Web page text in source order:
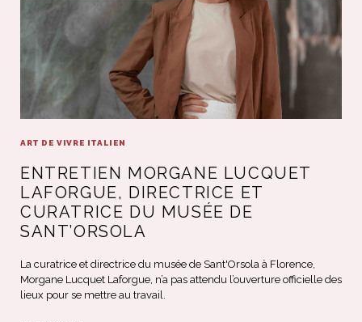
ART DE VIVRE ITALIEN
ENTRETIEN MORGANE LUCQUET
LAFORGUE, DIRECTRICE ET
CURATRICE DU MUSÉE DE
SANT’ORSOLA
La curatrice et directrice du musée de Sant'Orsola à Florence,
Morgane Lucquet Laforgue, n’a pas attendu l’ouverture officielle des
lieux pour se mettre au travail.